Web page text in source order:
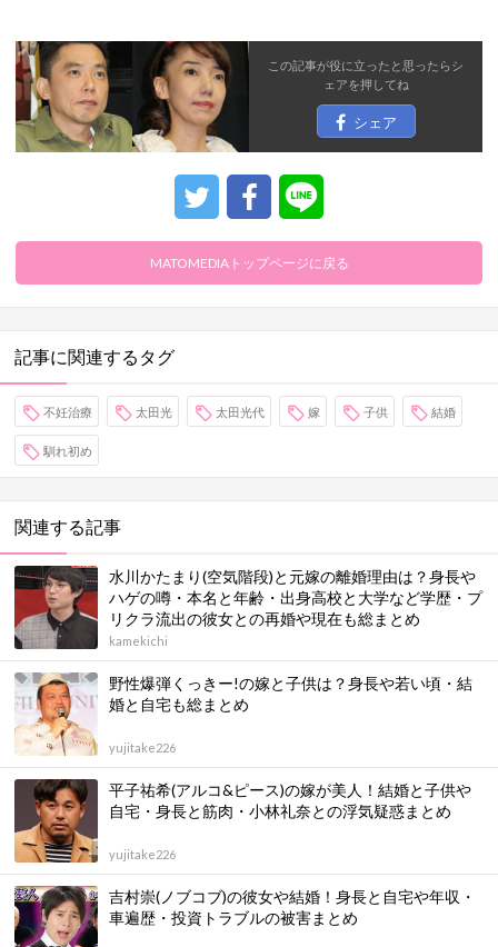
この記事が役に立ったと思ったらシ
ェアを押してね
シェア
MATOMEDIAトップページに戻る
記事に関連するタグ
不妊治療 太田光 太田光代 嫁 子供 結婚
馴れ初め
関連する記事
水川かたまり(空気階段)と元嫁の離婚理由は？身長や
ハゲの噂・本名と年齢・出身高校と大学など学歴・プ
リクラ流出の彼女との再婚や現在も総まとめ
kamekichi
野性爆弾くっきー!の嫁と子供は？身長や若い頃・結
婚と自宅も総まとめ
yujitake226
平子祐希(アルコ&ピース)の嫁が美人！結婚と子供や
自宅・身長と筋肉・小林礼奈との浮気疑惑まとめ
yujitake226
吉村崇(ノブコブ)の彼女や結婚！身長と自宅や年収・
車遍歴・投資トラブルの被害まとめ